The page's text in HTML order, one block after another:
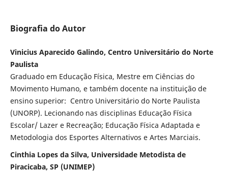
Biografia do Autor
Vinicius Aparecido Galindo, Centro Universitário do Norte
Paulista
Graduado em Educação Física, Mestre em Ciências do
Movimento Humano, e também docente na instituição de
ensino superior: Centro Universitário do Norte Paulista
(UNORP). Lecionando nas disciplinas Educação Física
Escolar/ Lazer e Recreação; Educação Física Adaptada e
Metodologia dos Esportes Alternativos e Artes Marciais.
Cinthia Lopes da Silva, Universidade Metodista de
Piracicaba, SP (UNIMEP)